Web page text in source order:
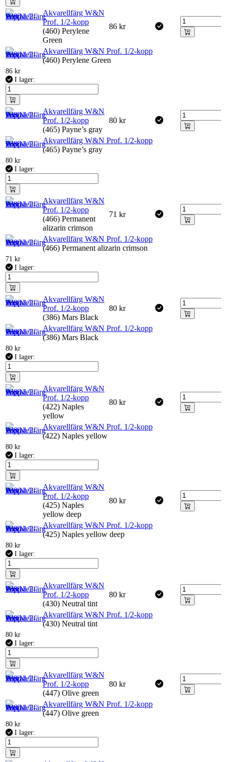
Akvarellfärg W&N
Prof. 1/2-kopp
(460) Perylene
Green
86 kr
Akvarellfärg W&N Prof. 1/2-kopp
(460) Perylene Green
86 kr
I lager:
Akvarellfärg W&N
Prof. 1/2-kopp
(465) Payne’s gray
80 kr
Akvarellfärg W&N Prof. 1/2-kopp
(465) Payne’s gray
80 kr
I lager:
Akvarellfärg W&N
Prof. 1/2-kopp
(466) Permanent
alizarin crimson
71 kr
Akvarellfärg W&N Prof. 1/2-kopp
(466) Permanent alizarin crimson
71 kr
I lager:
Akvarellfärg W&N
Prof. 1/2-kopp
(386) Mars Black
80 kr
Akvarellfärg W&N Prof. 1/2-kopp
(386) Mars Black
80 kr
I lager:
Akvarellfärg W&N
Prof. 1/2-kopp
(422) Naples
yellow
80 kr
Akvarellfärg W&N Prof. 1/2-kopp
(422) Naples yellow
80 kr
I lager:
Akvarellfärg W&N
Prof. 1/2-kopp
(425) Naples
yellow deep
80 kr
Akvarellfärg W&N Prof. 1/2-kopp
(425) Naples yellow deep
80 kr
I lager:
Akvarellfärg W&N
Prof. 1/2-kopp
(430) Neutral tint
80 kr
Akvarellfärg W&N Prof. 1/2-kopp
(430) Neutral tint
80 kr
I lager:
Akvarellfärg W&N
Prof. 1/2-kopp
(447) Olive green
80 kr
Akvarellfärg W&N Prof. 1/2-kopp
(447) Olive green
80 kr
I lager: